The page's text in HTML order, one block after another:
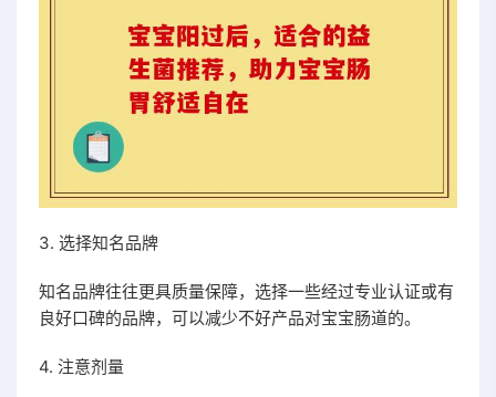
3. 选择知名品牌
知名品牌往往更具质量保障，选择一些经过专业认证或有
良好口碑的品牌，可以减少不好产品对宝宝肠道的。
4. 注意剂量